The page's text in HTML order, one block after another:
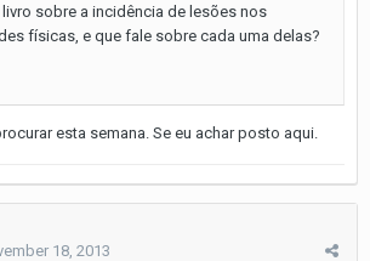
sobre a incidência de lesões nos
físicas, e que fale sobre cada uma delas?
esta semana. Se eu achar posto aqui.
18, 2013